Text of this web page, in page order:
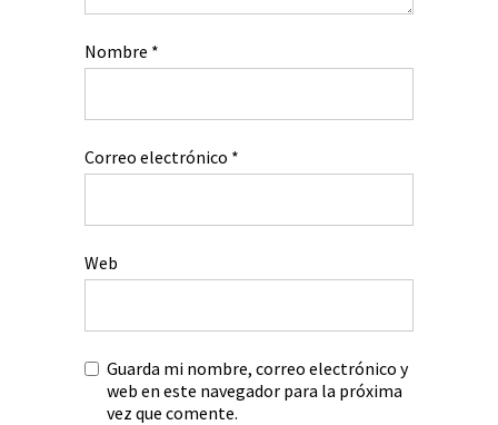
Nombre *
Correo electrónico *
Web
Guarda mi nombre, correo electrónico y
web en este navegador para la próxima
vez que comente.